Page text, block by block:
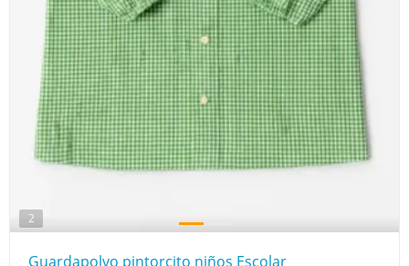
2
Guardapolvo pintorcito niños Escolar